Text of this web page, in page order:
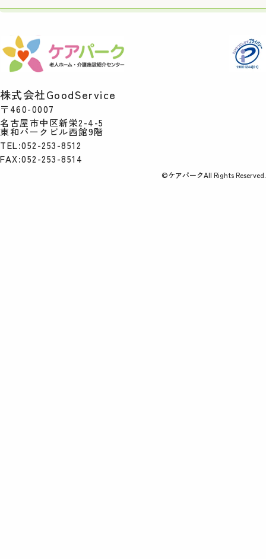
株式会社GoodService
〒460-0007
名古屋市中区新栄2-4-5
東和パークビル西館9階
TEL:052-253-8512
FAX:052-253-8514
©ケアパークAll Rights Reserved.